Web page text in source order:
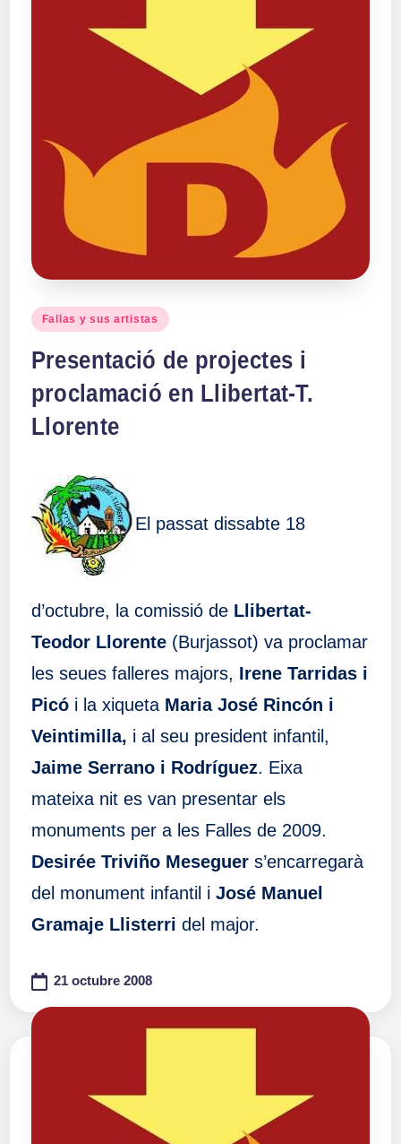
Publicado
Fallas y sus artistas
Presentació de projectes i
proclamació en Llibertat-T.
Llorente
El passat dissabte 18
d’octubre, la comissió de Llibertat-
Teodor Llorente(Burjassot) va proclamar
les seues falleres majors, Irene Tarridas i
Picói la xiqueta Maria José Rincón i
Veintimilla, i al seu president infantil,
Jaime Serrano i Rodríguez. Eixa
mateixa nit es van presentar els
monuments per a les Falles de 2009.
Desirée Triviño Meseguers’encarregarà
del monument infantil i José Manuel
Gramaje Llisterri del major.
21 octubre 2008